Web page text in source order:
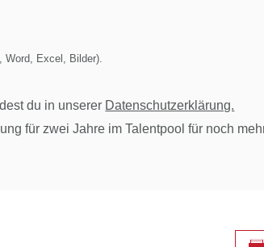
Word, Excel, Bilder).
du in unserer Datenschutzerklärung.
für zwei Jahre im Talentpool für noch